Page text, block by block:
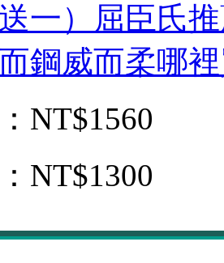
送一）屈臣氏
鋼威而柔哪
NT$1560
NT$1300